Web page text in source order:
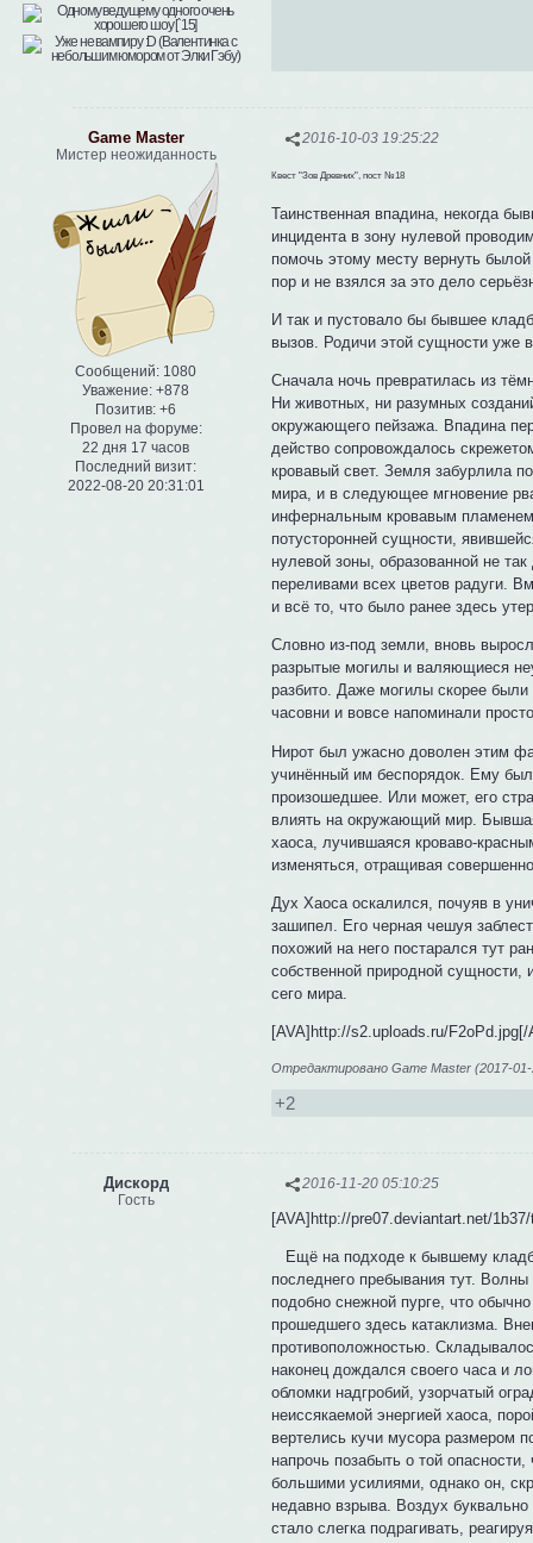
2016-10-03 19:25:22
Game Master
Мистер неожиданность
Сообщений: 1080
Уважение: +878
Позитив: +6
Провел на форуме:
22 дня 17 часов
Последний визит:
2022-08-20 20:31:01
Квест "Зов Древних", пост №18
Таинственная впадина, некогда
инцидента в зону нулевой
помочь этому месту вернуть
пор и не взялся за это дело
И так и пустовало бы бывшее
вызов. Родичи этой сущности уже
Сначала ночь превратилась из
Ни животных, ни разумных
окружающего пейзажа. Впадина
действо сопровождалось
кровавый свет. Земля забурлила
мира, и в следующее мгновение
инфернальным кровавым
потусторонней сущности,
нулевой зоны, образованной не
переливами всех цветов радуги.
и всё то, что было ранее здесь
Словно из-под земли, вновь
разрытые могилы и валяющиеся
разбито. Даже могилы скорее
часовни и вовсе напоминали
Нирот был ужасно доволен этим
учинённый им беспорядок. Ему
произошедшее. Или может, его
влиять на окружающий мир.
хаоса, лучившаяся кроваво-
изменяться, отращивая
Дух Хаоса оскалился, почуяв в
зашипел. Его черная чешуя
похожий на него постарался тут
собственной природной сущности,
сего мира.
[AVA]http://s2.uploads.ru/
Отредактировано Game Master (2017-01-
+2
2016-11-20 05:10:25
Дискорд
Гость
[AVA]http://pre07.deviantart.net/
Ещё на подходе к бывшему
последнего пребывания тут.
подобно снежной пурге, что
прошедшего здесь катаклизма.
противоположностью.
наконец дождался своего часа и
обломки надгробий, узорчатый
неиссякаемой энергией хаоса,
вертелись кучи мусора размером
напрочь позабыть о той
большими усилиями, однако он,
недавно взрыва. Воздух буквально
стало слегка подрагивать,